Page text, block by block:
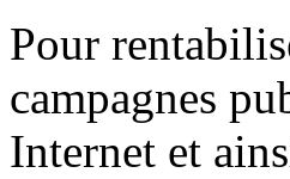
Pour
campagnes
Internet et